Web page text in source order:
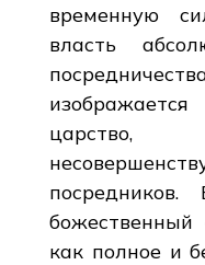
временную
власть
царство,
божественный
как полное и